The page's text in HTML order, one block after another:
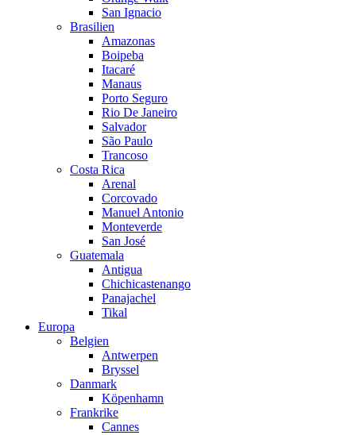
San Ignacio
Brasilien
Amazonas
Boipeba
Itacaré
Manaus
Porto Seguro
Rio De Janeiro
Salvador
São Paulo
Trancoso
Costa Rica
Arenal
Corcovado
Manuel Antonio
Monteverde
San José
Guatemala
Antigua
Chichicastenango
Panajachel
Tikal
Europa
Belgien
Antwerpen
Bryssel
Danmark
Köpenhamn
Frankrike
Cannes